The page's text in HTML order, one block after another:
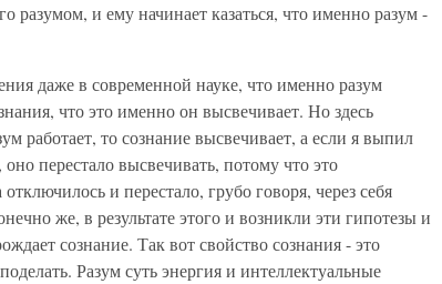
разумом, и ему начинает казаться, что именно разум -
даже в современной науке, что именно разум
что это именно он высвечивает. Но здесь
работает, то сознание высвечивает, а если я выпил
перестало высвечивать, потому что это
и перестало, грубо говоря, через себя
же, в результате этого и возникли эти гипотезы и
сознание. Так вот свойство сознания - это
Разум суть энергия и интеллектуальные